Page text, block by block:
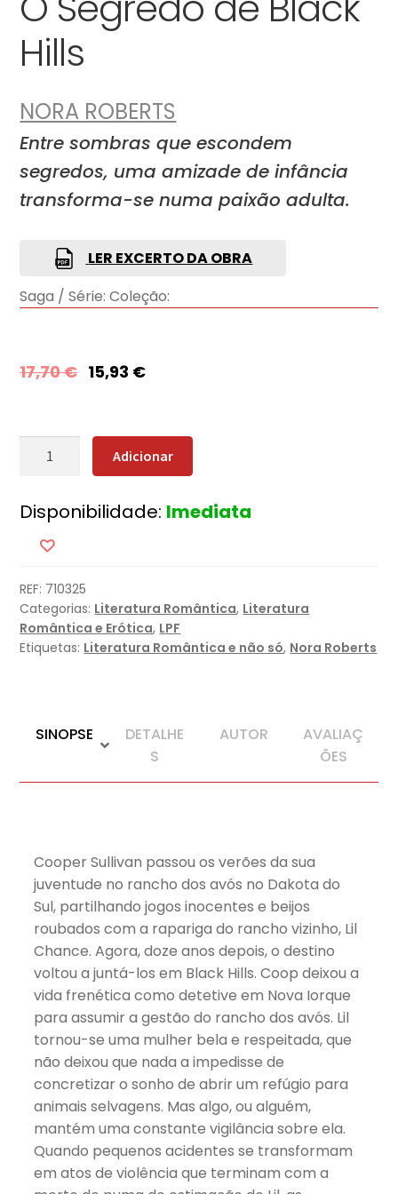
Hills
NORA ROBERTS
Entre sombras que escondem
segredos, uma amizade de infância
transforma-se numa paixão adulta.
LER EXCERTO DA OBRA
Saga / Série: Coleção:
17,70€ 15,93 €
Quantidade
Segredo
Black
Hills
Adicionar
Disponibilidade: Imediata
REF: 710325
Categorias: Literatura Romântica, Literatura
Romântica e Erótica, LPF
Etiquetas: Literatura Romântica e não só, Nora Roberts
SINOPSE
DETALHE
S
AUTOR
AVALIAÇ
ÕES
Cooper Sullivan passou os verões da sua
juventude no rancho dos avós no Dakota do
Sul, partilhando jogos inocentes e beijos
roubados com a rapariga do rancho vizinho, Lil
Chance. Agora, doze anos depois, o destino
voltou a juntá-los em Black Hills. Coop deixou a
vida frenética como detetive em Nova Iorque
para assumir a gestão do rancho dos avós. Lil
tornou-se uma mulher bela e respeitada, que
não deixou que nada a impedisse de
concretizar o sonho de abrir um refúgio para
animais selvagens. Mas algo, ou alguém,
mantém uma constante vigilância sobre ela.
Quando pequenos acidentes se transformam
em atos de violência que terminam com a